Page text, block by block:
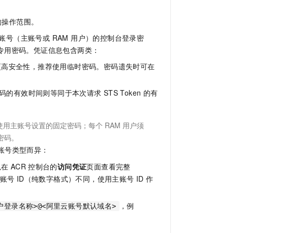
作范围。
号（主账号或 RAM 用户）的控制台登录密
密码。凭证信息包含两类：
安全性，推荐使用临时密码。密码遗失时可在
的有效时间则等同于本次请求 STS Token 的有
主账号设置的固定密码；每个 RAM 用户须
。
号类型而异：
ACR 控制台的访问凭证页面查看完整
号 ID（纯数字格式）不同，使用主账号 ID 作
登录名称>@<阿里云账号默认域名>
，例